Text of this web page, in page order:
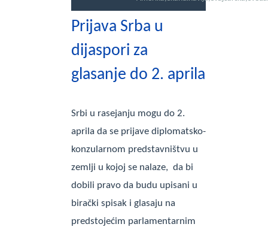
Prijava Srba u
dijaspori za
glasanje do 2. aprila
Srbi u rasejanju mogu do 2.
aprila da se prijave diplomatsko-
konzularnom predstavništvu u
zemlji u kojoj se nalaze, da bi
dobili pravo da budu upisani u
birački spisak i glasaju na
predstojećim parlamentarnim